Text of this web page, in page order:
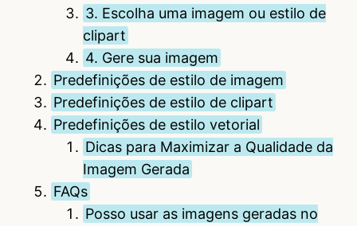
3. Escolha uma imagem ou estilo de
clipart
4. Gere sua imagem
Predefinições de estilo de imagem
Predefinições de estilo de clipart
Predefinições de estilo vetorial
Dicas para Maximizar a Qualidade da
Imagem Gerada
FAQs
Posso usar as imagens geradas no